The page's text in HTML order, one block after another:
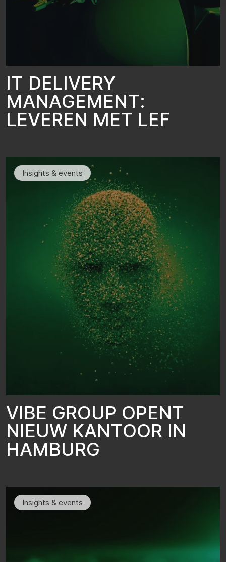
IT DELIVERY
MANAGEMENT:
LEVEREN MET LEF
Insights & events
VIBE GROUP OPENT
NIEUW KANTOOR IN
HAMBURG
Insights & events